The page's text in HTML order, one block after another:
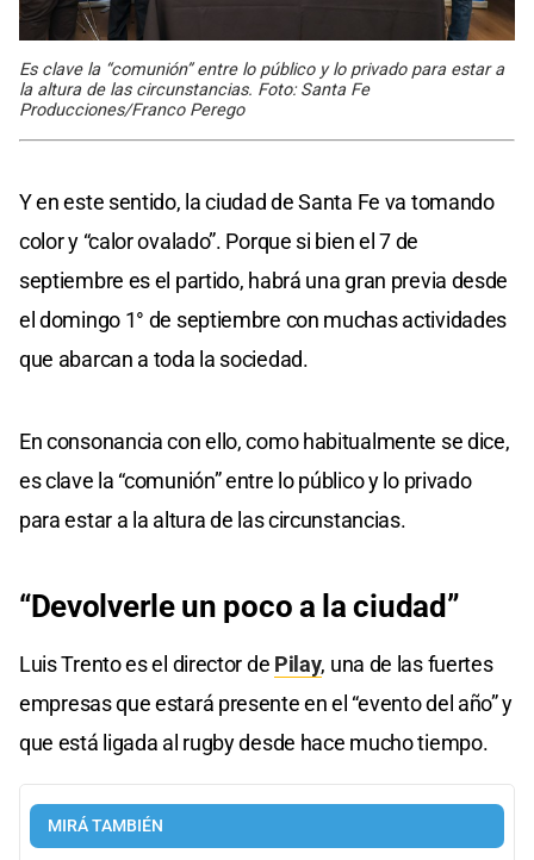
Es clave la “comunión” entre lo público y lo privado para estar a
la altura de las circunstancias. Foto: Santa Fe
Producciones/Franco Perego
Y en este sentido, la ciudad de Santa Fe va tomando
color y “calor ovalado”. Porque si bien el 7 de
septiembre es el partido, habrá una gran previa desde
el domingo 1° de septiembre con muchas actividades
que abarcan a toda la sociedad.
En consonancia con ello, como habitualmente se dice,
es clave la “comunión” entre lo público y lo privado
para estar a la altura de las circunstancias.
“Devolverle un poco a la ciudad”
Luis Trento es el director de Pilay, una de las fuertes
empresas que estará presente en el “evento del año” y
que está ligada al rugby desde hace mucho tiempo.
MIRÁ TAMBIÉN